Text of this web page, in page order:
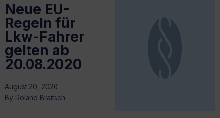
Neue EU-
Regeln für
Lkw-Fahrer
gelten ab
20.08.2020
August 20, 2020
By Roland Braitsch